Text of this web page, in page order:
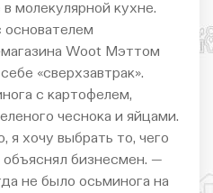
молекулярной кухне.
Woot Мэттом
«сверхзавтрак».
с картофелем,
чеснока и яйцами.
я хочу выбрать то, чего
бизнесмен. —
не было осьминога на